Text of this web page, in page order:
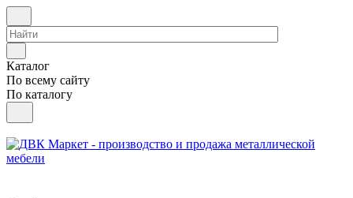
Каталог
По всему сайту
По каталогу